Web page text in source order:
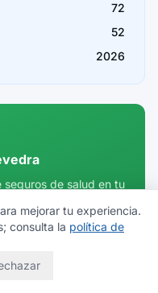
72
52
2026
seguros de salud en tu
mejorar tu experiencia.
consulta la política de